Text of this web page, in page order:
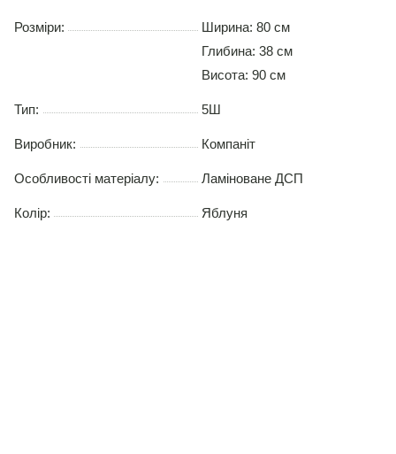
Розміри:
Ширина: 80 см
Глибина: 38 см
Висота: 90 см
Тип: 5Ш
Виробник: Компаніт
Особливості матеріалу: Ламіноване ДСП
Колір: Яблуня